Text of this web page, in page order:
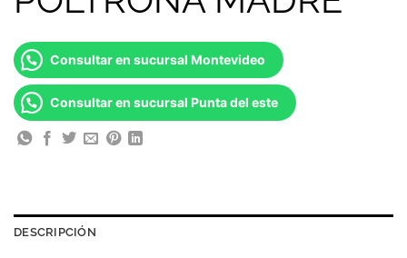
Consultar en sucursal Montevideo
Consultar en sucursal Punta del este
DESCRIPCIÓN